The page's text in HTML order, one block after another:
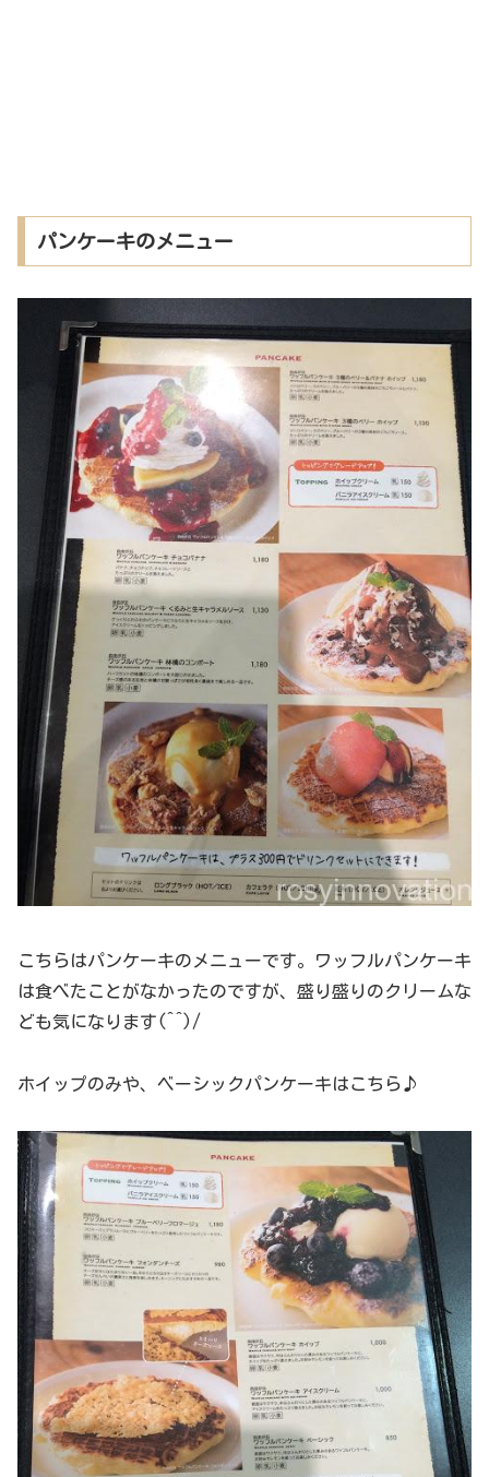
パンケーキのメニュー
こちらはパンケーキのメニューです。ワッフルパンケーキ
は食べたことがなかったのですが、盛り盛りのクリームな
ども気になります(^^)/
ホイップのみや、ベーシックパンケーキはこちら♪